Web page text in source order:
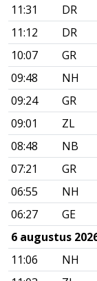
11:31
DR
11:12
DR
10:07
GR
09:48
NH
09:24
GR
09:01
ZL
08:48
NB
07:21
GR
06:55
NH
06:27
GE
6 augustus
11:06
NH